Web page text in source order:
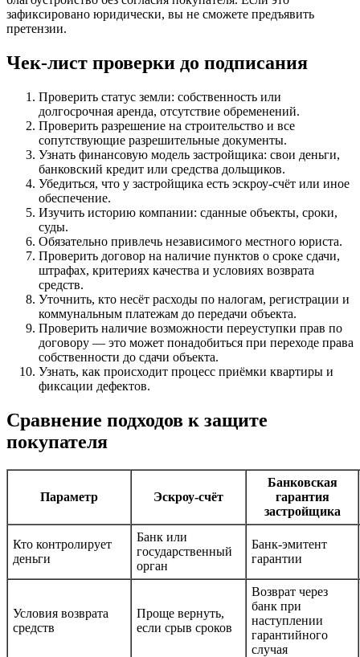
зафиксировано юридически, вы не сможете предъявить
претензии.
Чек-лист проверки до подписания
Проверить статус земли: собственность или
долгосрочная аренда, отсутствие обременений.
Проверить разрешение на строительство и все
сопутствующие разрешительные документы.
Узнать финансовую модель застройщика: свои деньги,
банковский кредит или средства дольщиков.
Убедиться, что у застройщика есть эскроу-счёт или иное
обеспечение.
Изучить историю компании: сданные объекты, сроки,
суды.
Обязательно привлечь независимого местного юриста.
Проверить договор на наличие пунктов о сроке сдачи,
штрафах, критериях качества и условиях возврата
средств.
Уточнить, кто несёт расходы по налогам, регистрации и
коммунальным платежам до передачи объекта.
Проверить наличие возможности переуступки прав по
договору — это может понадобиться при переходе права
собственности до сдачи объекта.
Узнать, как происходит процесс приёмки квартиры и
фиксации дефектов.
Сравнение подходов к защите
покупателя
Параметр Эскроу-счёт
Банковская
гарантия
застройщика
Кто контролирует
деньги
Банк или
государственный
орган
Банк-эмитент
гарантии
Условия возврата
средств
Проще вернуть,
если срыв сроков
Возврат через
банк при
наступлении
гарантийного
случая